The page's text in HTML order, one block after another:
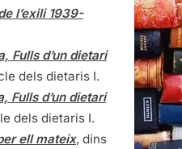
l’exili 1939-
Fulls d’un dietari
dels dietaris I.
Fulls d’un dietari
dels dietaris I.
ell mateix, dins